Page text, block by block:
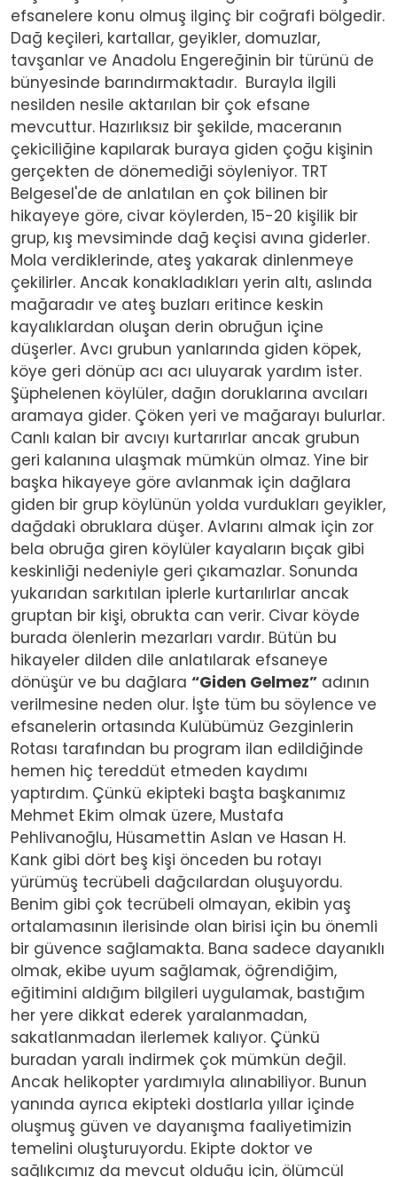
efsanelere konu olmuş ilginç bir coğrafi bölgedir.
Dağ keçileri, kartallar, geyikler, domuzlar,
tavşanlar ve Anadolu Engereğinin bir türünü de
bünyesinde barındırmaktadır. Burayla ilgili
nesilden nesile aktarılan bir çok efsane
mevcuttur. Hazırlıksız bir şekilde, maceranın
çekiciliğine kapılarak buraya giden çoğu kişinin
gerçekten de dönemediği söyleniyor. TRT
Belgesel'de de anlatılan en çok bilinen bir
hikayeye göre, civar köylerden, 15-20 kişilik bir
grup, kış mevsiminde dağ keçisi avına giderler.
Mola verdiklerinde, ateş yakarak dinlenmeye
çekilirler. Ancak konakladıkları yerin altı, aslında
mağaradır ve ateş buzları eritince keskin
kayalıklardan oluşan derin obruğun içine
düşerler. Avcı grubun yanlarında giden köpek,
köye geri dönüp acı acı uluyarak yardım ister.
Şüphelenen köylüler, dağın doruklarına avcıları
aramaya gider. Çöken yeri ve mağarayı bulurlar.
Canlı kalan bir avcıyı kurtarırlar ancak grubun
geri kalanına ulaşmak mümkün olmaz. Yine bir
başka hikayeye göre avlanmak için dağlara
giden bir grup köylünün yolda vurdukları geyikler,
dağdaki obruklara düşer. Avlarını almak için zor
bela obruğa giren köylüler kayaların bıçak gibi
keskinliği nedeniyle geri çıkamazlar. Sonunda
yukarıdan sarkıtılan iplerle kurtarılırlar ancak
gruptan bir kişi, obrukta can verir. Civar köyde
burada ölenlerin mezarları vardır. Bütün bu
hikayeler dilden dile anlatılarak efsaneye
dönüşür ve bu dağlara “Giden Gelmez” adının
verilmesine neden olur. İşte tüm bu söylence ve
efsanelerin ortasında Kulübümüz Gezginlerin
Rotası tarafından bu program ilan edildiğinde
hemen hiç tereddüt etmeden kaydımı
yaptırdım. Çünkü ekipteki başta başkanımız
Mehmet Ekim olmak üzere, Mustafa
Pehlivanoğlu, Hüsamettin Aslan ve Hasan H.
Kank gibi dört beş kişi önceden bu rotayı
yürümüş tecrübeli dağcılardan oluşuyordu.
Benim gibi çok tecrübeli olmayan, ekibin yaş
ortalamasının ilerisinde olan birisi için bu önemli
bir güvence sağlamakta. Bana sadece dayanıklı
olmak, ekibe uyum sağlamak, öğrendiğim,
eğitimini aldığım bilgileri uygulamak, bastığım
her yere dikkat ederek yaralanmadan,
sakatlanmadan ilerlemek kalıyor. Çünkü
buradan yaralı indirmek çok mümkün değil.
Ancak helikopter yardımıyla alınabiliyor. Bunun
yanında ayrıca ekipteki dostlarla yıllar içinde
oluşmuş güven ve dayanışma faaliyetimizin
temelini oluşturuyordu. Ekipte doktor ve
sağlıkçımız da mevcut olduğu için, ölümcül